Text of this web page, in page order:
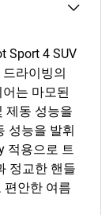
Sport 4 SUV
라이빙의
는 마모된
제동 성능을
성능을 발휘
적용으로 트
정교한 핸들
편안한 여름